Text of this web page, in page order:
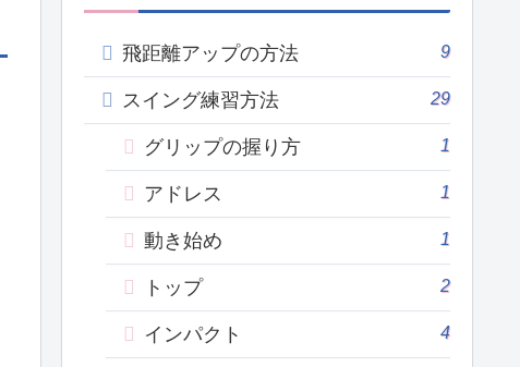
飛距離アップの方法 9
スイング練習方法 29
グリップの握り方 1
アドレス 1
動き始め 1
トップ 2
インパクト 4